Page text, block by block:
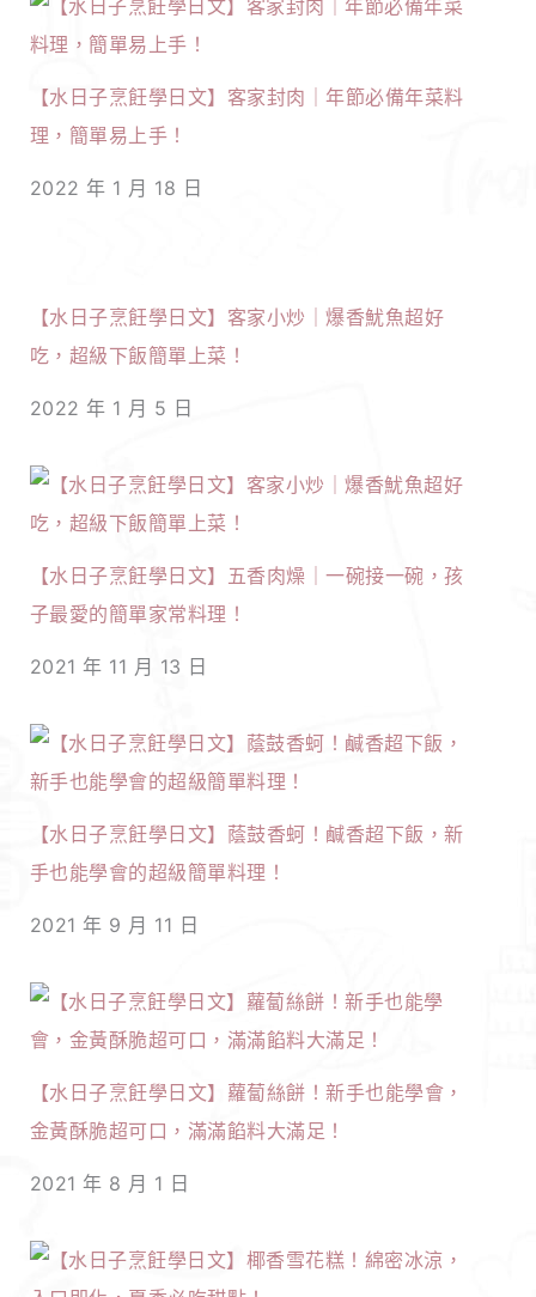
【水日子烹飪學日文】客家封肉｜年節必備年菜料
理，簡單易上手！
2022 年 1 月 18 日
【水日子烹飪學日文】客家小炒｜爆香魷魚超好
吃，超級下飯簡單上菜！
2022 年 1 月 5 日
【水日子烹飪學日文】五香肉燥｜一碗接一碗，孩
子最愛的簡單家常料理！
2021 年 11 月 13 日
【水日子烹飪學日文】蔭鼓香蚵！鹹香超下飯，新
手也能學會的超級簡單料理！
2021 年 9 月 11 日
【水日子烹飪學日文】蘿蔔絲餅！新手也能學會，
金黃酥脆超可口，滿滿餡料大滿足！
2021 年 8 月 1 日